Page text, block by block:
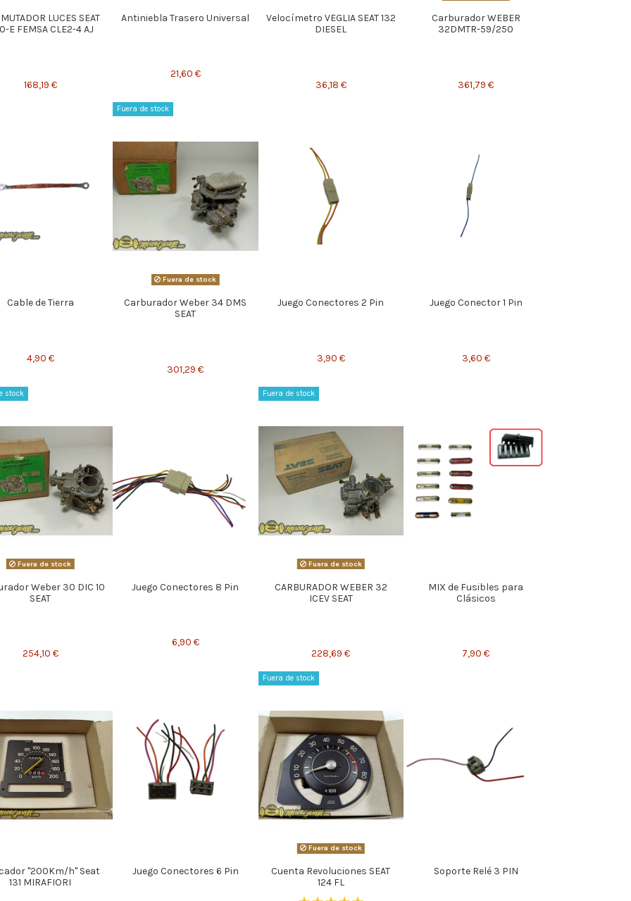
LUCES SEAT
E FEMSA CLE2-4 AJ
168,19 €
Antiniebla Trasero Universal
21,60 €
Velocímetro VEGLIA SEAT 132
DIESEL
36,18 €
Carburador WEBER
32DMTR-59/250
361,79 €
Cable de Tierra
4,90 €
Fuera de stock
Fuera de stock
Carburador Weber 34 DMS
SEAT
301,29 €
Juego Conectores 2 Pin
3,90 €
Juego Conector 1 Pin
3,60 €
stock
Fuera de stock
Weber 30 DIC 10
SEAT
254,10 €
Juego Conectores 8 Pin
6,90 €
Fuera de stock
Fuera de stock
CARBURADOR WEBER 32
ICEV SEAT
228,69 €
MIX de Fusibles para
Clásicos
7,90 €
"200Km/h" Seat
131 MIRAFIORI
Juego Conectores 6 Pin
Fuera de stock
Fuera de stock
Cuenta Revoluciones SEAT
124 FL
Soporte Relé 3 PIN